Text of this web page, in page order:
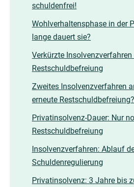
schuldenfrei!
Wohlverhaltensphase in der
lange dauert sie?
Verkürzte
Restschuldbefreiung
Zweites Insolvenzverfahren
erneute Restschuldbefreiung?
Privatinsolvenz-Dauer: Nur
Restschuldbefreiung
Insolvenzverfahren: Ablauf
Schuldenregulierung
Privatinsolvenz: 3 Jahre bis